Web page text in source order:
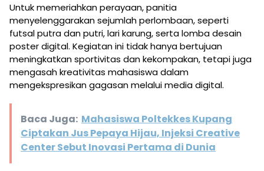
Untuk memeriahkan perayaan, panitia
menyelenggarakan sejumlah perlombaan, seperti
futsal putra dan putri, lari karung, serta lomba desain
poster digital. Kegiatan ini tidak hanya bertujuan
meningkatkan sportivitas dan kekompakan, tetapi juga
mengasah kreativitas mahasiswa dalam
mengekspresikan gagasan melalui media digital.
Baca Juga: Mahasiswa Poltekkes Kupang
Ciptakan Jus Pepaya Hijau, Injeksi Creative
Center Sebut Inovasi Pertama di Dunia